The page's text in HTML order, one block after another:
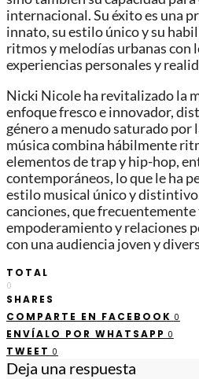
internacional. Su éxito es una
innato, su estilo único y su
ritmos y melodías urbanas con
experiencias personales y
Nicki Nicole ha revitalizado la
enfoque fresco e innovador,
género a menudo saturado por
música combina hábilmente
elementos de trap y hip-hop,
contemporáneos, lo que le ha
estilo musical único y
canciones, que
empoderamiento y relaciones
con una audiencia joven y
TOTAL
0
SHARES
COMPARTE EN FACEBOOK 0
ENVÍALO POR WHATSAPP 0
TWEET 0
Deja una respuesta